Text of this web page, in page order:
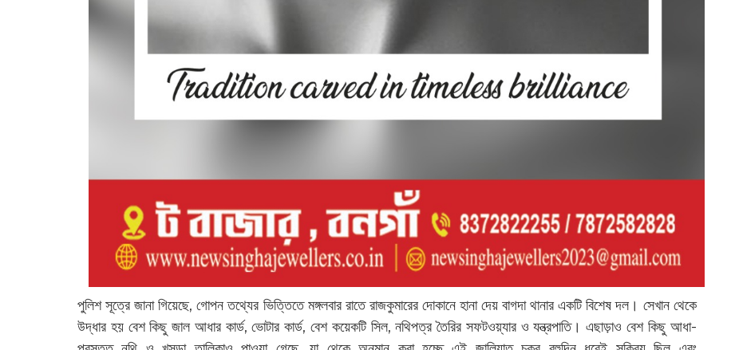
পুলিশ সূত্রে জানা গিয়েছে, গোপন তথ্যের ভিত্তিতে মঙ্গলবার রাতে রাজকুমারের দোকানে হানা দেয় বাগদা থানার একটি বিশেষ দল। সেখান থেকে
উদ্ধার হয় বেশ কিছু জাল আধার কার্ড, ভোটার কার্ড, বেশ কয়েকটি সিল, নথিপত্র তৈরির সফটওয়্যার ও যন্ত্রপাতি। এছাড়াও বেশ কিছু আধা-